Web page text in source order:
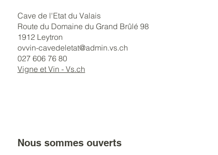
Cave de l'Etat du Valais
Route du Domaine du Grand Brûlé 98
1912 Leytron
ovvin-cavedeletat@admin.vs.ch
027 606 76 80
Vigne et Vin - Vs.ch
Nous sommes ouverts